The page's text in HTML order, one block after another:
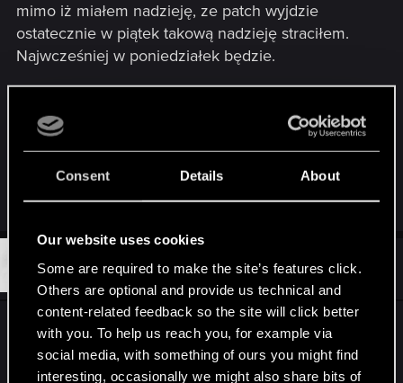
Consent Details About
Our website uses cookies
Some are required to make the site’s features click.
Others are optional and provide us technical and
content-related feedback so the site will click better
with you. To help us reach you, for example via
social media, with something of ours you might find
interesting, occasionally we might also share bits of
mimo iż miałem nadzieję, ze patch wyjdzie
ostatecznie w piątek takową nadzieję straciłem.
Najwcześniej w poniedziałek będzie.
mnie to denerwuje, że nawet nie potrafię opisać.
O ile jestem wiele w stanie wybaczyć twórcom to
tego numeru nie.
Offka Forum veteran
Jun 5, 2015
Panowie, a tego moda na XP potem można bez
problemu usunąć?
Jest jakoś szczególnie skomplikowane?